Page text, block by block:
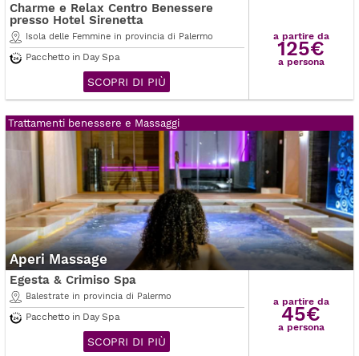
Charme e Relax Centro Benessere
presso Hotel Sirenetta
Isola delle Femmine in provincia di Palermo
Pacchetto in Day Spa
SCOPRI DI PIÙ
a partire da
125€
a persona
Trattamenti benessere e Massaggi
Aperi Massage
Egesta & Crimiso Spa
Balestrate in provincia di Palermo
Pacchetto in Day Spa
SCOPRI DI PIÙ
a partire da
45€
a persona